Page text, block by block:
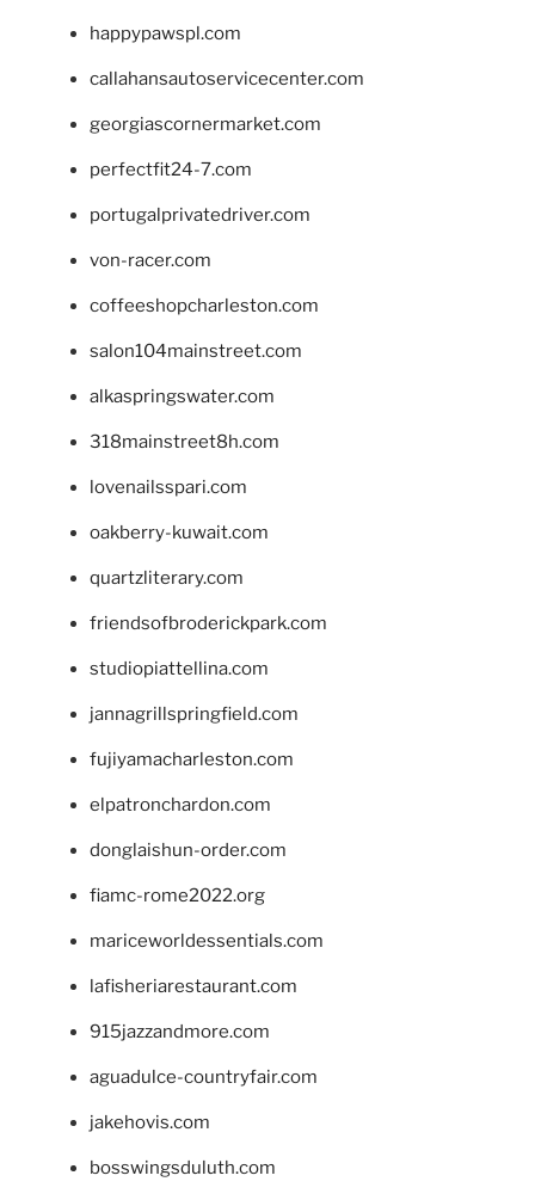
happypawspl.com
callahansautoservicecenter.com
georgiascornermarket.com
perfectfit24-7.com
portugalprivatedriver.com
von-racer.com
coffeeshopcharleston.com
salon104mainstreet.com
alkaspringswater.com
318mainstreet8h.com
lovenailsspari.com
oakberry-kuwait.com
quartzliterary.com
friendsofbroderickpark.com
studiopiattellina.com
jannagrillspringfield.com
fujiyamacharleston.com
elpatronchardon.com
donglaishun-order.com
fiamc-rome2022.org
mariceworldessentials.com
lafisheriarestaurant.com
915jazzandmore.com
aguadulce-countryfair.com
jakehovis.com
bosswingsduluth.com